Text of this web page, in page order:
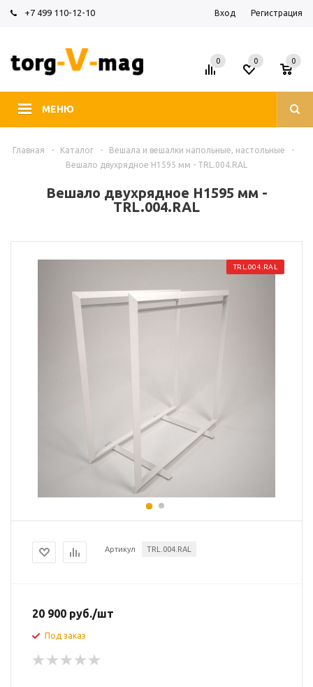
+7 499 110-12-10 Вход Регистрация
МЕНЮ
0 0
0
Главная - Каталог - Вешала и вешалки напольные, настольные
-
Вешало двухрядное H1595 мм - TRL.004.RAL
Вешало двухрядное H1595 мм -
TRL.004.RAL
TRL.004.RAL
Артикул TRL.004.RAL
20 900 руб./шт
Под заказ